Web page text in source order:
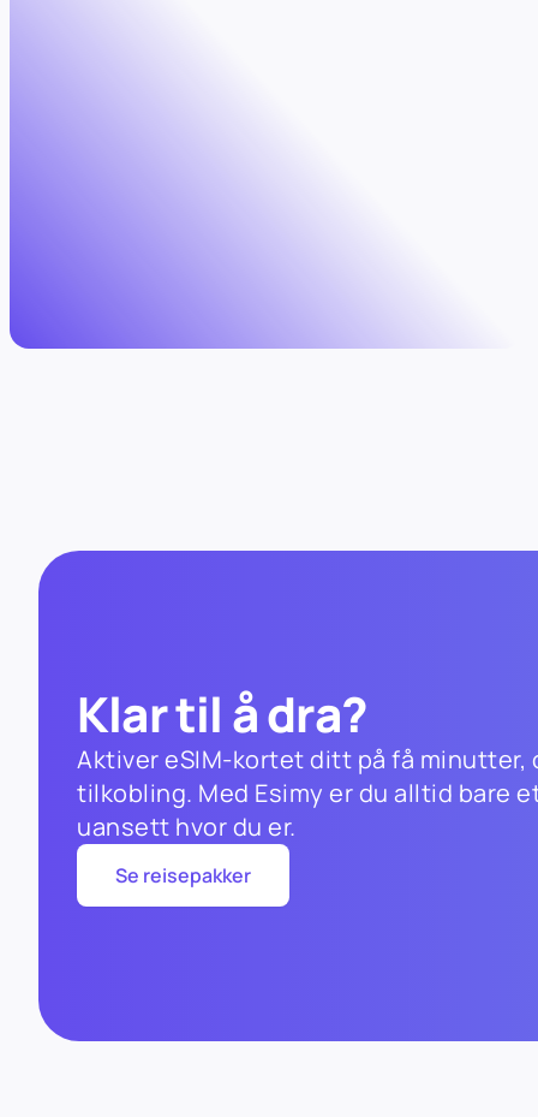
Klar til å dra?
Aktiver eSIM-kortet ditt på få minutter,
tilkobling. Med Esimy er du alltid bare
uansett hvor du er.
Se reisepakker